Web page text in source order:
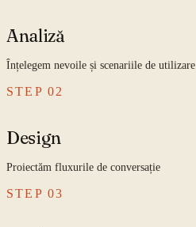
Analiză
Înțelegem nevoile și scenariile de utilizare
STEP02
Design
Proiectăm fluxurile de conversație
STEP03